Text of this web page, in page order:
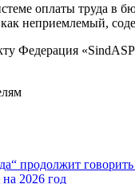
оплаты труда в
неприемлемый,
Федерация
продолжит
2026 год